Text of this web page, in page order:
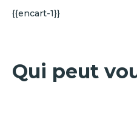
{{encart-1}}
Qui peut